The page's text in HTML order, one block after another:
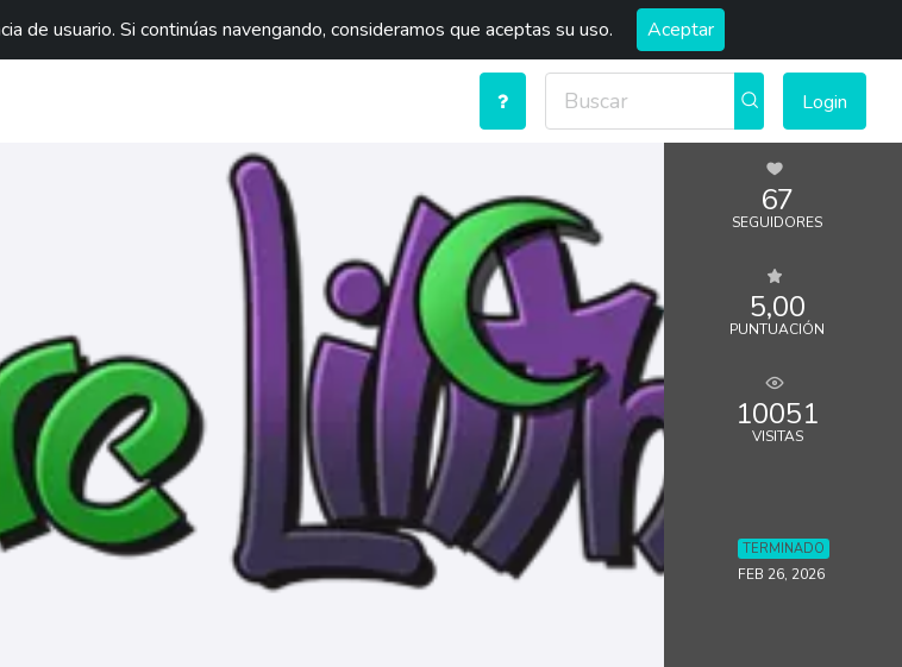
de usuario. Si continúas navengando, consideramos que aceptas su uso. Aceptar
Login
67
SEGUIDORES
5,00
PUNTUACIÓN
10051
VISITAS
TERMINADO
FEB 26, 2026